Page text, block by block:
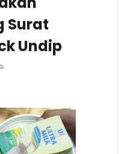
Surat
Undip